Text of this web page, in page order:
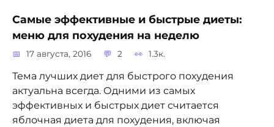
Самые эффективные и быстрые диеты:
меню для похудения на неделю
17 августа, 2016 2 1.3к.
Тема лучших диет для быстрого похудения
актуальна всегда. Одними из самых
эффективных и быстрых диет считается
яблочная диета для похудения, включая